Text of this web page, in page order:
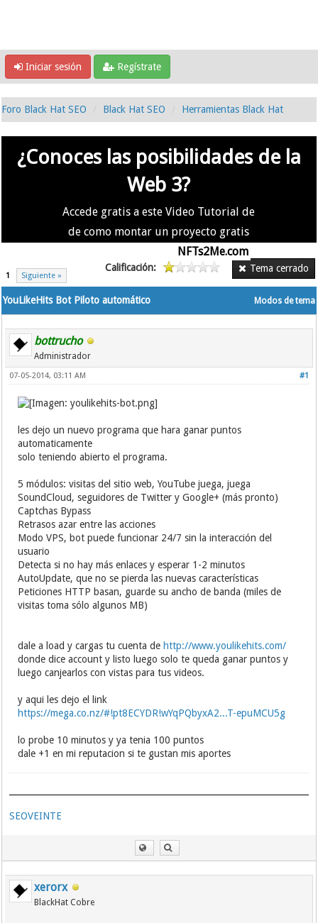
Iniciar sesión Regístrate
Foro Black Hat SEO Black Hat SEO Herramientas Black Hat
¿Conoces las posibilidades de la
Web 3?
Accede gratis a este Video Tutorial de
de como montar un proyecto gratis
NFTs2Me.com
1 Siguiente »
Tema cerrado
Calificación:
Modos de tema
YouLikeHits Bot Piloto automático
bottrucho
Administrador
#1
07-05-2014, 03:11 AM
les dejo un nuevo programa que hara ganar puntos
automaticamente
solo teniendo abierto el programa.
5 módulos: visitas del sitio web, YouTube juega, juega
SoundCloud, seguidores de Twitter y Google+ (más pronto)
Captchas Bypass
Retrasos azar entre las acciones
Modo VPS, bot puede funcionar 24/7 sin la interacción del
usuario
Detecta si no hay más enlaces y esperar 1-2 minutos
AutoUpdate, que no se pierda las nuevas características
Peticiones HTTP basan, guarde su ancho de banda (miles de
visitas toma sólo algunos MB)
dale a load y cargas tu cuenta de http://www.youlikehits.com/
donde dice account y listo luego solo te queda ganar puntos y
luego canjearlos con vistas para tus videos.
y aqui les dejo el link
https://mega.co.nz/#!pt8ECYDR!wYqPQbyxA2...T-epuMCU5g
lo probe 10 minutos y ya tenia 100 puntos
dale +1 en mi reputacion si te gustan mis aportes
SEOVEINTE
xerorx
BlackHat Cobre